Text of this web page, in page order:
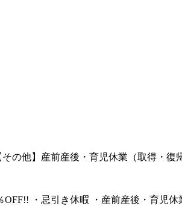
の他】産前産後・育児休業（取得・
・忌引き休暇 ・産前産後・育児